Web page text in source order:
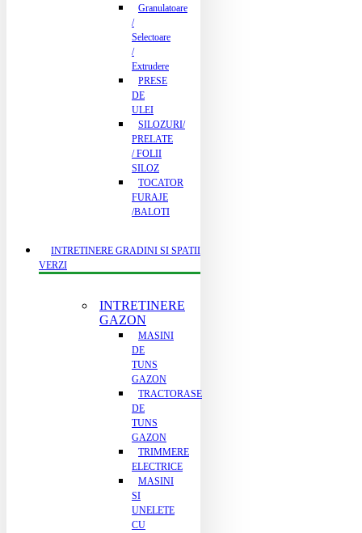
Granulatoare
/
Selectoare
/
Extrudere
PRESE
DE
ULEI
SILOZURI/
PRELATE
/ FOLII
SILOZ
TOCATOR
FURAJE
/BALOTI
INTRETINERE GRADINI SI SPATII
VERZI
INTRETINERE
GAZON
MASINI
DE
TUNS
GAZON
TRACTORASE
DE
TUNS
GAZON
TRIMMERE
ELECTRICE
MASINI
SI
UNELETE
CU